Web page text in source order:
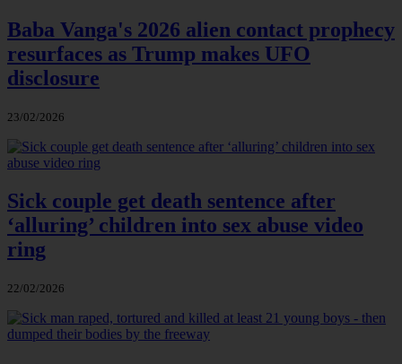
Baba Vanga's 2026 alien contact prophecy
resurfaces as Trump makes UFO
disclosure
23/02/2026
Sick couple get death sentence after
‘alluring’ children into sex abuse video
ring
22/02/2026